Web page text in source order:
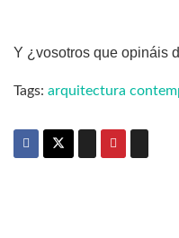
Y ¿vosotros que opináis
Tags: arquitectura